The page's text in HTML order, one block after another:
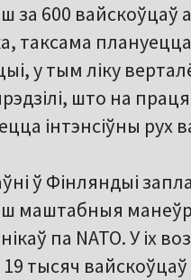
за 600 вайскоўцаў
таксама
у тым ліку
што на
інтэнсіўны рух
ў Фінляндыі
маштабныя
па NATO. У іх
19 тысяч